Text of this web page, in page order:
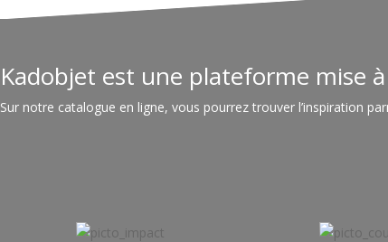
Kadobjet est une plateforme mise
Sur notre catalogue en ligne, vous pourrez trouver l’inspiration